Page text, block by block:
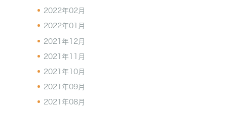
2022年02月
2022年01月
2021年12月
2021年11月
2021年10月
2021年09月
2021年08月